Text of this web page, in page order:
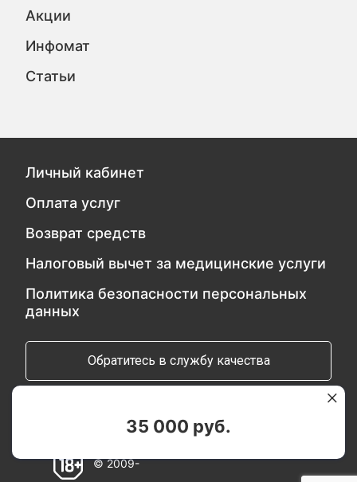
35 000 руб.
Акции
Инфомат
Статьи
Личный кабинет
Оплата услуг
Возврат средств
Налоговый вычет за медицинские услуги
Политика безопасности персональных
данных
Обратитесь в службу качества
Мы в социальных сетях:
© 2009-